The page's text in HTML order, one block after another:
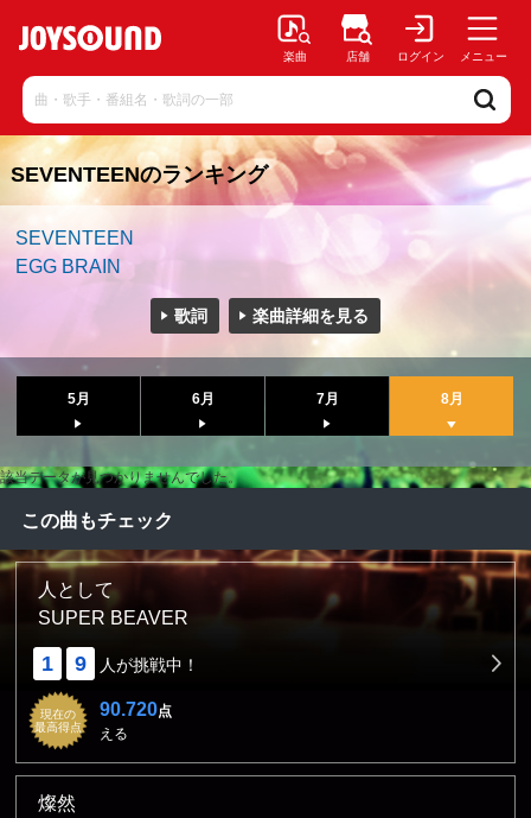
楽曲 店舗 ログイン メニュー
SEVENTEENのランキング
SEVENTEEN
EGG BRAIN
歌詞 楽曲詳細を見る
5月 6月 7月 8月
該当データが見つかりませんでした。
この曲もチェック
人として
SUPER BEAVER
1 9 人が挑戦中！
現在の
最高得点
90.720点
える
燦然